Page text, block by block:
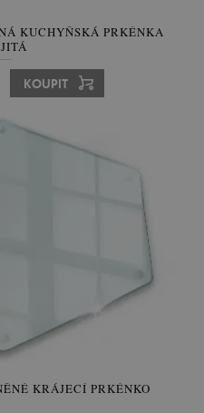
KUCHYŇSKÁ PRKÉNKA
KOUPIT
KRÁJECÍ PRKÉNKO